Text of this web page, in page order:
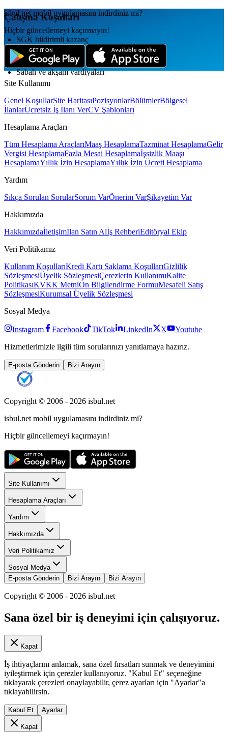
Çalışma Koşulları
SGK bildirimli kazanç
Yemek ve maaş kartı
Sabah ve akşam vardiyaları
isbul.net mobil uygulamаsını indirdiniz mi?
Hiçbir güncellemeyi kaçırmayın!
Site Kullanımı
Genel KoşullarSite HaritasıPozisyonlarBölümlerBölgesel
İlanlarÜcretsiz İş İlanı VerCV Şablonları
Hesaplama Araçları
Tüm Hesaplama AraçlarıMaaş HesaplamaTazminat HesaplamaGelir
Vergisi HesaplamaFazla Mesai Hesaplamaİşsizlik Maaşı
HesaplamaYıllık İzin HesaplamaYıllık İzin Ücreti Hesaplama
Yardım
Sıkça Sorulan SorularSorum VarÖnerim VarŞikayetim Var
Hakkımızda
Hakkımızdaİletişimİlan Satın Alİş RehberiEditöryal Ekip
Veri Politikamız
Kullanım KoşullarıKredi Kartı Saklama KoşullarıGizlilik
SözleşmesiÜyelik SözleşmesiÇerezlerin KullanımıKalite
PolitikasıKVKK MetniÖn Bilgilendirme FormuMesafeli Satış
SözleşmesiKurumsal Üyelik Sözleşmesi
Sosyal Medya
Instagram Facebook TikTok LinkedIn X
Youtube
Hizmetlerimizle ilgili tüm sorularınızı yanıtlamaya hazırız.
E-posta Gönderin Bizi Arayın
Copyright © 2006 - 2026 isbul.net
isbul.net mobil uygulamasını indirdiniz mi?
Hiçbir güncellemeyi kaçırmayın!
Site Kullanımı
Hesaplama Araçları
Yardım
Hakkımızda
Veri Politikamız
Sosyal Medya
E-posta Gönderin
Bizi Arayın Bizi Arayın
Copyright © 2006 - 2026 isbul.net
Sana özel bir iş deneyimi için çalışıyoruz.
Kapat
İş ihtiyaçlarını anlamak, sana özel fırsatları sunmak ve deneyimini
iyileştirmek için çerezler kullanıyoruz. "Kabul Et" seçeneğine
tıklayarak çerezleri onaylayabilir, çerez ayarları için "Ayarlar"a
tıklayabilirsin.
Kabul Et Ayarlar
Kapat